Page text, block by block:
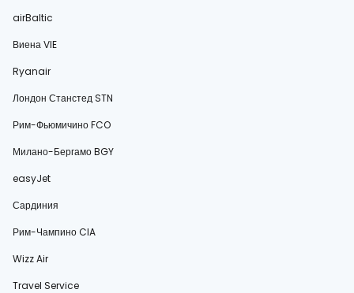
airBaltic
Виена VIE
Ryanair
Лондон Станстед STN
Рим-Фьюмичино FCO
Милано-Бергамо BGY
easyJet
Сардиния
Рим-Чампино CIA
Wizz Air
Travel Service